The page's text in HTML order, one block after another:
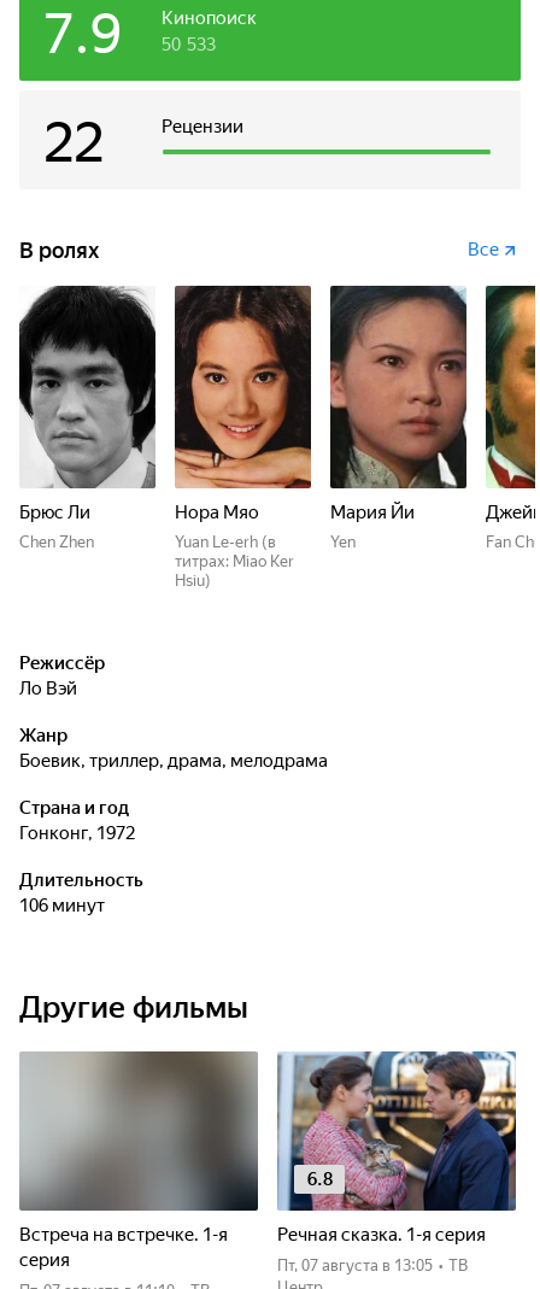
Кинопоиск
7.9 50 533
Рецензии
22
В ролях Все
Брюс Ли
Chen Zhen
Нора Мяо
Yuan Le-erh (в
титрах: Miao Ker
Hsiu)
Мария Йи
Yen Fan
Режиссёр
Ло Вэй
Жанр
боевик, триллер, драма, мелодрама
Страна и год
Гонконг, 1972
Длительность
106 минут
Другие фильмы
Встреча на встречке. 1-я
серия
6.8
Речная сказка. 1-я серия
пт, 07 августа в 13:05 • ТВ